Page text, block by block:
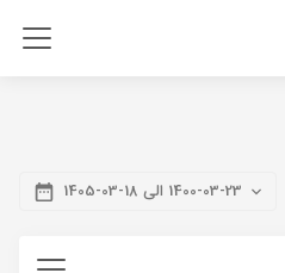
1400-03-23 الی 18-03-1405